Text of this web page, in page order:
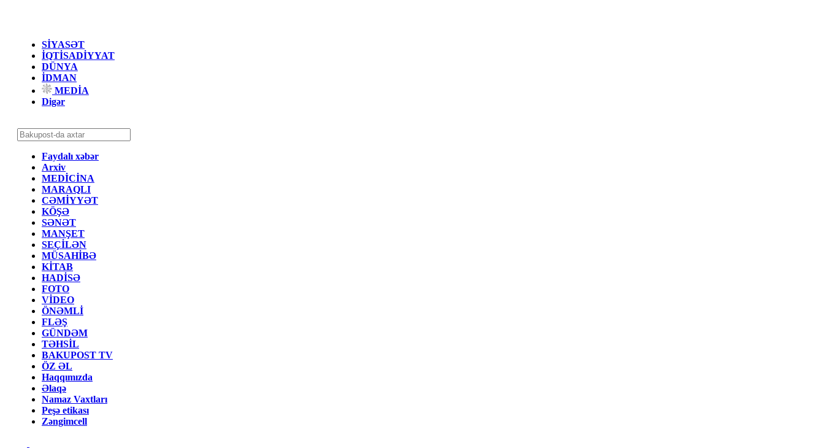
SİYASƏT
İQTİSADİYYAT
DÜNYA
İDMAN
MEDİA
Digər
Faydalı xəbər
Arxiv
MEDİCİNA
MARAQLI
CƏMİYYƏT
KÖŞƏ
SƏNƏT
MANŞET
SEÇİLƏN
MÜSAHİBƏ
KİTAB
HADİSƏ
FOTO
VİDEO
ÖNƏMLİ
FLƏŞ
GÜNDƏM
TƏHSİL
BAKUPOST TV
ÖZ ƏL
Haqqımızda
Əlaqə
Namaz Vaxtları
Peşə etikası
Zəngimcell